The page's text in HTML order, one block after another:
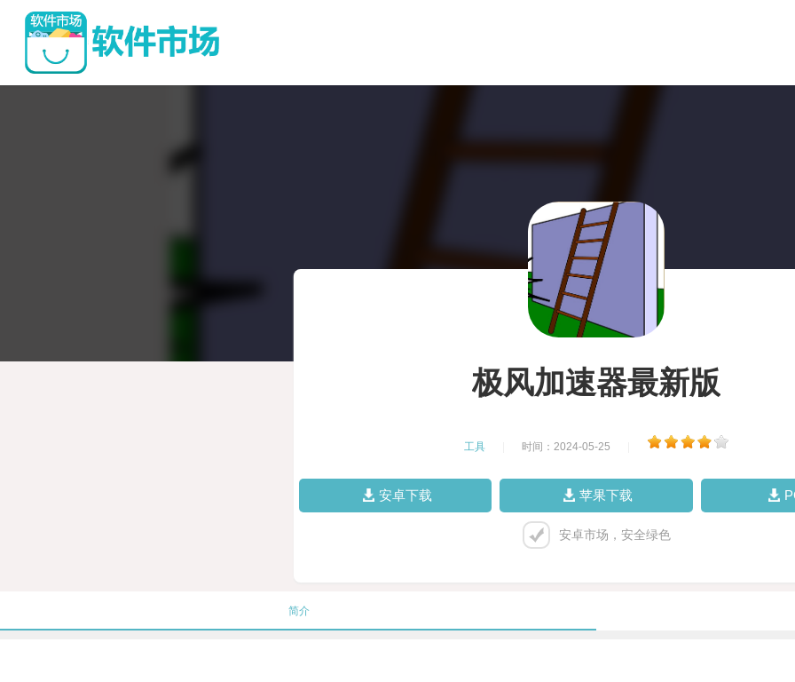
极风加速器最新版
工具 时间：2024-05-25
安卓下载 苹果下载
安卓市场，安全绿色
简介